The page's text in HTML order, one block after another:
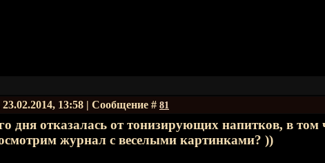
23.02.2014, 13:58 | Сообщение # 81
дня отказалась от тонизирующих напитков, в том
журнал с веселыми картинками? ))